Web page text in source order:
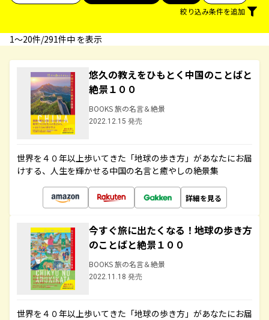
絞り込み条件を追加
1〜20件/291件中 を表示
悠久の教えをひもとく中国のことばと
絶景１００
BOOKS 旅の名言＆絶景
2022.12.15 発売
世界を４０年以上歩いてきた「地球の歩き方」があなたにお届
けする、人生を輝かせる中国の名言と癒やしの絶景集
詳細を見る
今すぐ旅に出たくなる！地球の歩き方
のことばと絶景１００
BOOKS 旅の名言＆絶景
2022.11.18 発売
世界を４０年以上歩いてきた「地球の歩き方」があなたにお届